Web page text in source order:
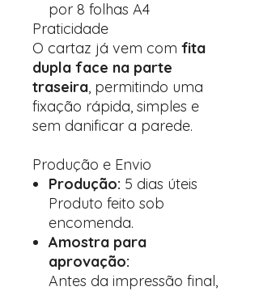
por 8 folhas A4
Praticidade
O cartaz já vem com fita
dupla face na parte
traseira, permitindo uma
fixação rápida, simples e
sem danificar a parede.
Produção e Envio
Produção: 5 dias úteis
Produto feito sob
encomenda.
Amostra para
aprovação:
Antes da impressão final,